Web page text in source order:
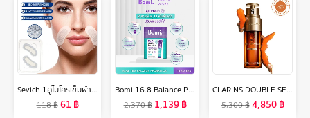
Sevich 1คู่ไมโครเข็มผ้าปิดตาริ้วรอยบริเวณจมูกและปากสำหรับกำจัดเส้นมาส์กริมฝีปากกันรอยเหี่ยวย่นกรดไฮยาลูโรนิกแผ่นมาสก์หน้าสีดำทรงกลมลดอาการบวมให้ความชุ่มชื้นแผ่นปิดตาริ้วรอย
118฿61 ฿
Bomi 16.8 Balance Probiotics (14 x 3g) โบมิ โพรไบโอติกส์ พร้อมทาน
2,370฿ 1,139฿
CLARINS DOUBLE SERUM LIGHT TEXTURE 50 ml คลาแรงส์ ดับเบิ้ล เซรั่ม เนื้อบางเบา ผลิตภัณฑ์ลดเลือนริ้วรอย เซรั่ม เพื่อผิวแลดูอ่อนเยาว์ กระจ่างใสขึ้น
5,300฿4,850฿